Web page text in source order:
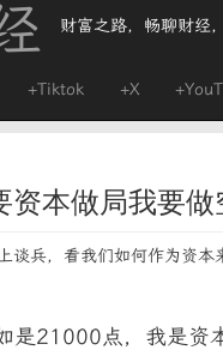
财富之路，畅聊财经
+Tiktok +X
资本做局我要做
谈兵，看我们如何作为资本
是21000点，我是